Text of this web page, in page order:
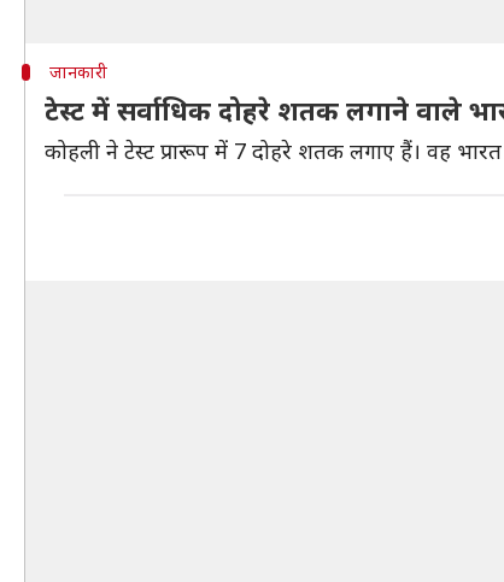
जानकारी
टेस्ट में सर्वाधिक दोहरे शतक लगाने वाले
कोहली ने टेस्ट प्रारूप में 7 दोहरे शतक लगाए हैं। वह